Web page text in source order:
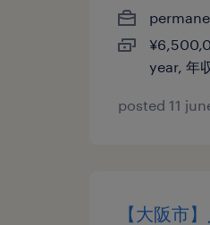
year, 年
posted 11
【大阪市